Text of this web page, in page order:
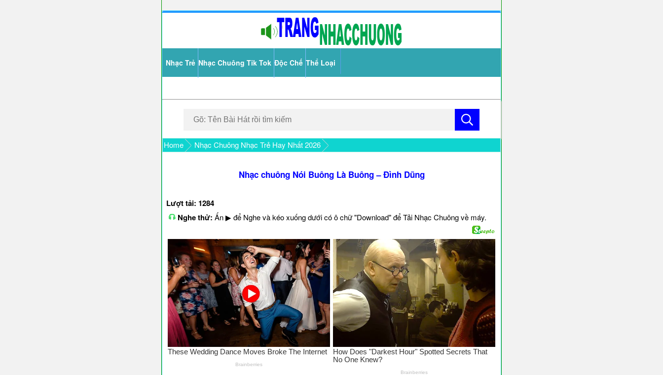
Nhạc Trẻ Nhạc Chuông Tik Tok Độc Chế Thể Loại
Home Nhạc Chuông Nhạc Trẻ Hay Nhất 2026
Nhạc chuông Nói Buông Là Buông – Đình Dũng
Lượt tải: 1284
Nghe thử: Ấn ▶ để Nghe và kéo xuống dưới có ô chữ "Download" để Tải Nhạc Chuông về máy.